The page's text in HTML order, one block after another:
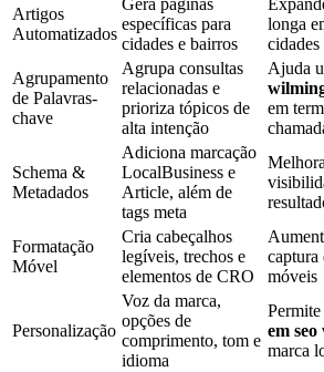
Artigos
Automatizados
Gera páginas
específicas para
cidades e bairros
longa
Agrupamento
de Palavras-
chave
Agrupa consultas
relacionadas e
prioriza tópicos de
alta intenção
Ajuda
em
Schema &
Metadados
Adiciona marcação
LocalBusiness e
Article, além de
tags meta
Formatação
Móvel
Cria cabeçalhos
legíveis, trechos e
elementos de CRO
captura
móveis
Personalização
Voz da marca,
opções de
comprimento, tom e
idioma
em
marca